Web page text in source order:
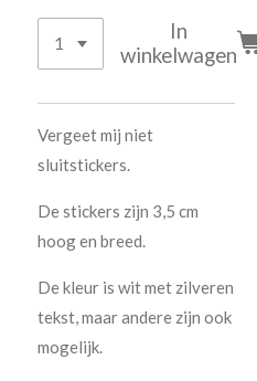
In
winkelwagen
Vergeet mij niet
sluitstickers.
De stickers zijn 3,5 cm
hoog en breed.
De kleur is wit met zilveren
tekst, maar andere zijn ook
mogelijk.